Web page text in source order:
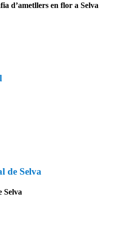
d’ametllers en flor a Selva
de Selva
Selva